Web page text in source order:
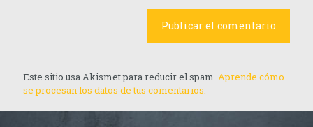
Este sitio usa Akismet para reducir el spam. Aprende cómo
se procesan los datos de tus comentarios.